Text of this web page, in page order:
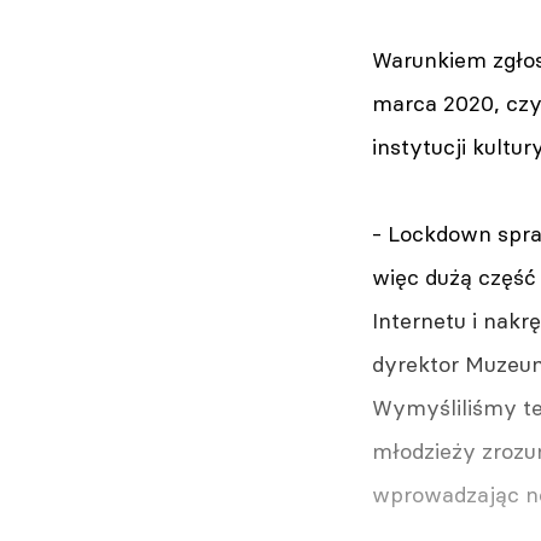
Warunkiem
marca 2020,
instytucji
- Lockdown
więc dużą
Internetu i
dyrektor
Wymyśliliśmy
młodzieży
wprowadzając